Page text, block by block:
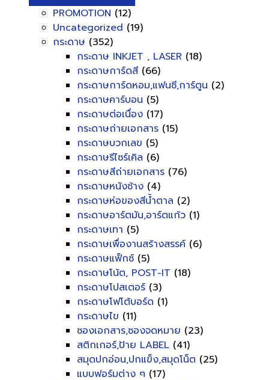
PROMOTION (12)
Uncategorized (19)
กระดาษ (352)
กระดาษ INKJET , LASER (18)
กระดาษการ์ดสี (66)
กระดาษการ์ดหอม,แฟนซี,การ์ตูน (2)
กระดาษคาร์บอน (5)
กระดาษต่อเนื่อง (17)
กระดาษถ่ายเอกสาร (15)
กระดาษบวกเลข (5)
กระดาษรีไซร์เคิล (6)
กระดาษสีถ่ายเอกสาร (76)
กระดาษหนังช้าง (4)
กระดาษห่อของสีน้ำตาล (2)
กระดาษอาร์ตมัน,อาร์ตแก้ว (1)
กระดาษเทา (5)
กระดาษเพื่องานสร้างสรรค์ (6)
กระดาษแฟ็กซ์ (5)
กระดาษโน้ต, POST-IT (18)
กระดาษโปสเตอร์ (3)
กระดาษโฟโต้บอร์ด (1)
กระดาษไข (11)
ซองเอกสาร,ซองจดหมาย (23)
สติกเกอร์,ป้าย LABEL (41)
สมุดปกอ่อน,ปกแข็ง,สมุดโน็ต (25)
แบบฟอร์มต่าง ๆ (17)